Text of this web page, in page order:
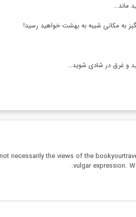
ماند…
به مکانی شیبه به بهشت خواهید رسید!
و غرق در شادی شوید…
necessarily the views of the
vulgar expression.